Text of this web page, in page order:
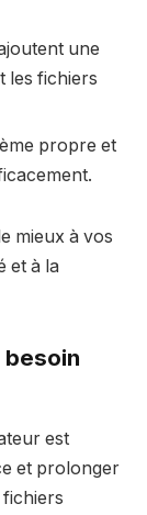
une
les fichiers
propre et
mieux à vos
et à la
besoin
est
et prolonger
fichiers